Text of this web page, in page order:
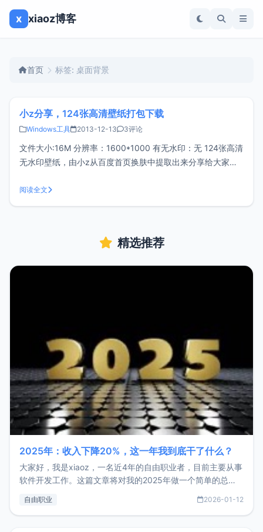
x xiaoz博客
首页 标签: 桌面背景
小z分享，124张高清壁纸打包下载
Windows工具 2013-12-13 3评论
文件大小:16M 分辨率：1600*1000 有无水印：无 124张高清
无水印壁纸，由小z从百度首页换肤中提取出来分享给大家，
载地址：网盘下载本文url：http://www.xiaoz.me/?p=530
阅读全文
精选推荐
2025年：收入下降20%，这一年我到底干了什么？
大家好，我是xiaoz，一名近4年的自由职业者，目前主要从事
软件开发工作。这篇文章将对我的2025年做一个简单的总
收入下降20%，但却过得很充实，2026年不求突破，但求保
自由职业 2026-01-12